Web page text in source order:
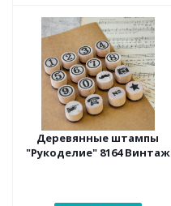
Деревянные штампы
"Рукоделие" 8164 Винтаж